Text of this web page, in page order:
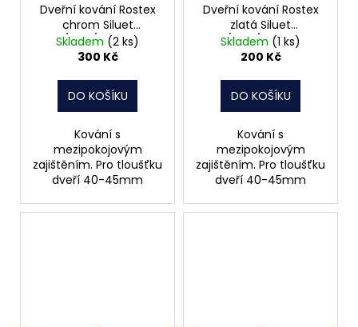
Dveřní kování Rostex
chrom Siluet
klika/klika/WC rozteč
72
Skladem (2 ks)
300 Kč
DO KOŠÍKU
Kování s
mezipokojovým
zajištěním. Pro tloušťku
dveří 40-45mm
Dveřní kování Rostex
zlatá Siluet
klika/klika/WC rosteč
72
Skladem (1 ks)
200 Kč
DO KOŠÍKU
Kování s
mezipokojovým
zajištěním. Pro tloušťku
dveří 40-45mm